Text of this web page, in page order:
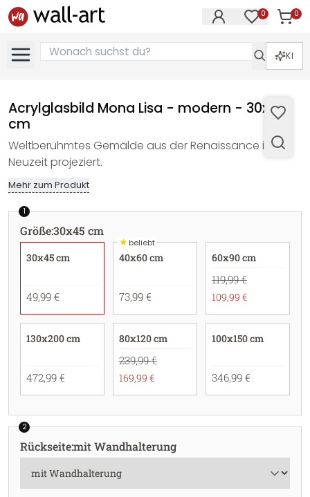
0 0
KI
Acrylglasbild Mona Lisa - modern - 30x45
cm
Weltberühmtes Gemälde aus der Renaissance in die
Neuzeit projeziert.
Mehr zum Produkt
1
Größe:30x45 cm
30x45 cm
49,99 €
★beliebt
40x60 cm
73,99 €
60x90 cm
119,99 €
109,99 €
130x200 cm
472,99 €
80x120 cm
239,99 €
169,99 €
100x150 cm
346,99 €
2
Rückseite:mit Wandhalterung